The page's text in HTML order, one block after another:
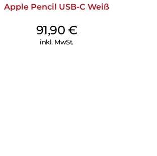
Apple Pencil USB-C Weiß
91,90 €
inkl. MwSt.